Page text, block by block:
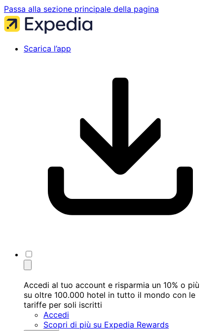
Passa alla sezione principale della pagina
Scarica l’app
Accedi al tuo account e risparmia un 10% o più
su oltre 100.000 hotel in tutto il mondo con le
tariffe per soli iscritti
Accedi
Scopri di più su Expedia Rewards